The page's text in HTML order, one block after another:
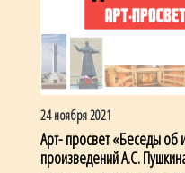
24 ноября 2021
Арт- просвет «Беседы об
произведений А.С.